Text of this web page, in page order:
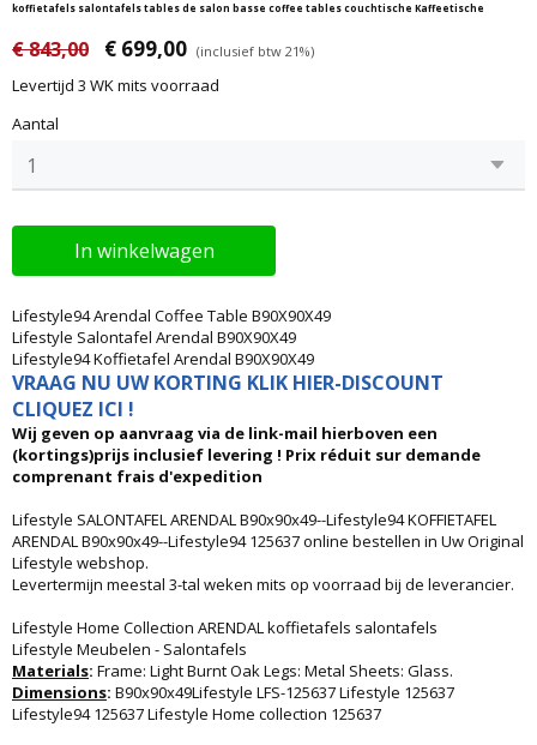
koffietafels salontafels tables de salon basse coffee tables couchtische Kaffeetische
€ 843,00 € 699,00 (inclusief btw 21%)
Levertijd 3 WK mits voorraad
Aantal
In winkelwagen
Lifestyle94 Arendal Coffee Table B90X90X49
Lifestyle Salontafel Arendal B90X90X49
Lifestyle94 Koffietafel Arendal B90X90X49
VRAAG NU UW KORTING KLIK HIER-DISCOUNT
CLIQUEZ ICI !
Wij geven op aanvraag via de link-mail hierboven een
(kortings)prijs inclusief levering ! Prix réduit sur demande
comprenant frais d'expedition
Lifestyle SALONTAFEL ARENDAL B90x90x49--Lifestyle94 KOFFIETAFEL
ARENDAL B90x90x49--Lifestyle94 125637 online bestellen in Uw Original
Lifestyle webshop.
Levertermijn meestal 3-tal weken mits op voorraad bij de leverancier.
Lifestyle Home Collection ARENDAL koffietafels salontafels
Lifestyle Meubelen - Salontafels
Materials: Frame: Light Burnt Oak Legs: Metal Sheets: Glass.
Dimensions: B90x90x49Lifestyle LFS-125637 Lifestyle 125637
Lifestyle94 125637 Lifestyle Home collection 125637